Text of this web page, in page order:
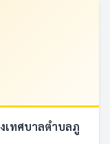
เทศบาลตำบลภู